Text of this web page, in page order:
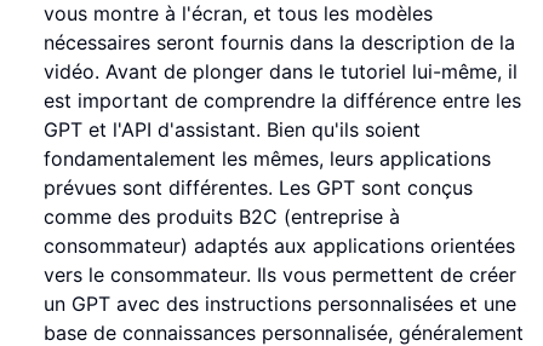
vous montre à l'écran, et tous les modèles
nécessaires seront fournis dans la description de la
vidéo. Avant de plonger dans le tutoriel lui-même, il
est important de comprendre la différence entre les
GPT et l'API d'assistant. Bien qu'ils soient
fondamentalement les mêmes, leurs applications
prévues sont différentes. Les GPT sont conçus
comme des produits B2C (entreprise à
consommateur) adaptés aux applications orientées
vers le consommateur. Ils vous permettent de créer
un GPT avec des instructions personnalisées et une
base de connaissances personnalisée, généralement